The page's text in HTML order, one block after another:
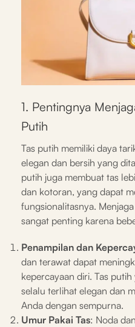
1. Pentingnya
Putih
Tas putih memiliki daya
elegan dan bersih yang
putih juga membuat tas
dan kotoran, yang dapat
fungsionalitasnya.
sangat penting karena
Penampilan dan
dan terawat dapat
kepercayaan diri. Tas
selalu terlihat elegan dan
Anda dengan sempurna.
Umur Pakai Tas: Noda